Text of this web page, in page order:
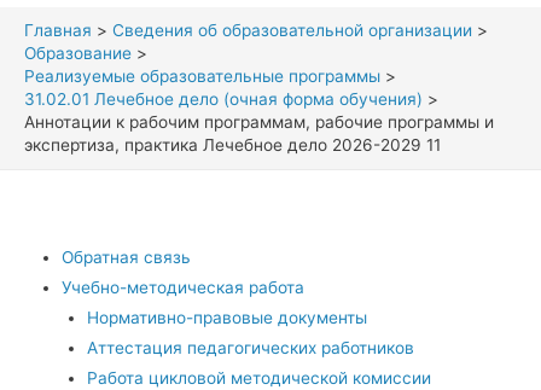
Главная
Сведения об образовательной организации
Образование
Реализуемые образовательные программы
31.02.01 Лечебное дело (очная форма обучения)
Аннотации к рабочим программам, рабочие программы и
экспертиза, практика Лечебное дело 2026-2029 11
Обратная связь
Учебно-методическая работа
Нормативно-правовые документы
Аттестация педагогических работников
Работа цикловой методической комиссии